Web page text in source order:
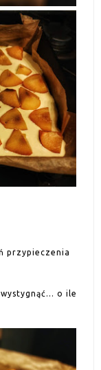
przypieczenia
o ile